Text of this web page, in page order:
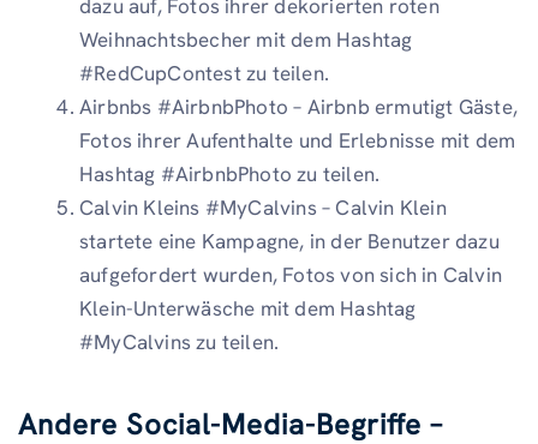
dazu auf, Fotos ihrer dekorierten roten
Weihnachtsbecher mit dem Hashtag
#RedCupContest zu teilen.
Airbnbs #AirbnbPhoto – Airbnb ermutigt Gäste,
Fotos ihrer Aufenthalte und Erlebnisse mit dem
Hashtag #AirbnbPhoto zu teilen.
Calvin Kleins #MyCalvins – Calvin Klein
startete eine Kampagne, in der Benutzer dazu
aufgefordert wurden, Fotos von sich in Calvin
Klein-Unterwäsche mit dem Hashtag
#MyCalvins zu teilen.
Andere Social-Media-Begriffe –